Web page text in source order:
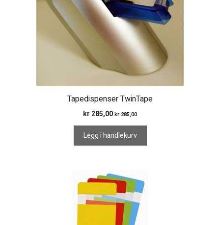
Tapedispenser TwinTape
kr 285,00 kr 285,00
Legg i handlekurv